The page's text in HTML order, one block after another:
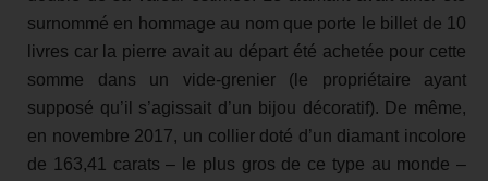
surnommé en hommage au nom que porte le billet de 10
livres car la pierre avait au départ été achetée pour cette
somme dans un vide-grenier (le propriétaire ayant
supposé qu’il s’agissait d’un bijou décoratif). De même,
en novembre 2017, un collier doté d’un diamant incolore
de 163,41 carats – le plus gros de ce type au monde –